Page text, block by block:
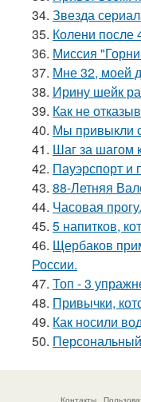
34. Звезда
35. Колени после
36. Миссия
37. Мне 32, моей
38. Ирину шейк
39. Как не
40. Мы привыкли
41. Шаг за шагом
42. Пауэрспорт и
43. 88-Летняя
44. Часовая
45. 5 напитков,
46. Щербаков
России.
47. Топ - 3
48. Привычки,
49. Как носили
50.
Контакты